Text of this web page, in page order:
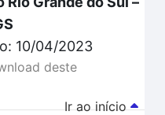
10/04/2023
deste
Ir ao início